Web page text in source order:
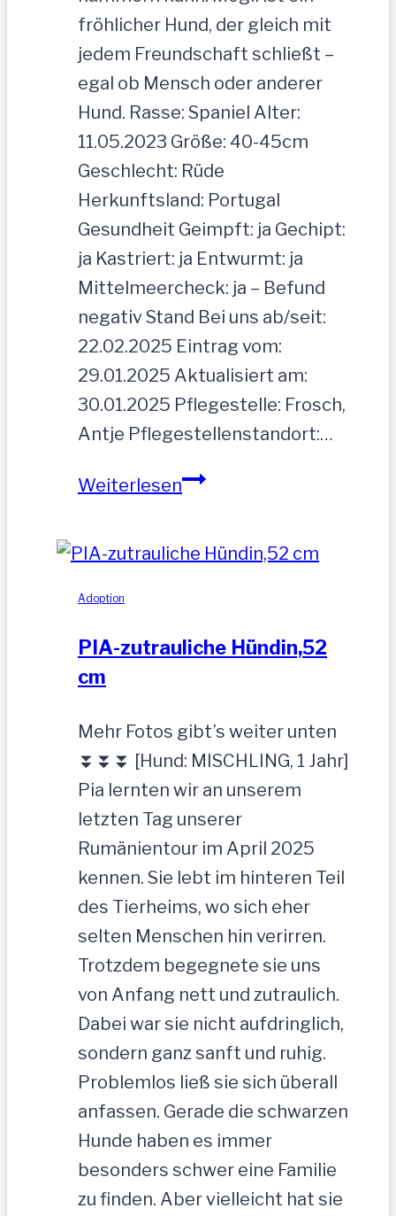
fröhlicher Hund, der gleich mit
jedem Freundschaft schließt –
egal ob Mensch oder anderer
Hund. Rasse: Spaniel Alter:
11.05.2023 Größe: 40-45cm
Geschlecht: Rüde
Herkunftsland: Portugal
Gesundheit Geimpft: ja Gechipt:
ja Kastriert: ja Entwurmt: ja
Mittelmeercheck: ja – Befund
negativ Stand Bei uns ab/seit:
22.02.2025 Eintrag vom:
29.01.2025 Aktualisiert am:
30.01.2025 Pflegestelle: Frosch,
Antje Pflegestellenstandort:…
WeiterlesenMOGLI
Adoption
PIA-zutrauliche Hündin,52
cm
Mehr Fotos gibt’s weiter unten
⏬⏬⏬ [Hund: MISCHLING, 1 Jahr]
Pia lernten wir an unserem
letzten Tag unserer
Rumänientour im April 2025
kennen. Sie lebt im hinteren Teil
des Tierheims, wo sich eher
selten Menschen hin verirren.
Trotzdem begegnete sie uns
von Anfang nett und zutraulich.
Dabei war sie nicht aufdringlich,
sondern ganz sanft und ruhig.
Problemlos ließ sie sich überall
anfassen. Gerade die schwarzen
Hunde haben es immer
besonders schwer eine Familie
zu finden. Aber vielleicht hat sie